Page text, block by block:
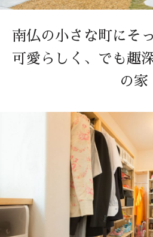
南仏の小さな町にそ
可愛らしく、でも趣
の家